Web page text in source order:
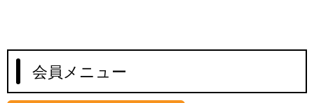
会員メニュー